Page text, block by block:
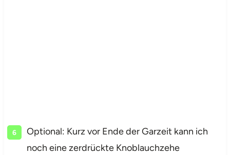
Optional: Kurz vor Ende der Garzeit kann ich
noch eine zerdrückte Knoblauchzehe